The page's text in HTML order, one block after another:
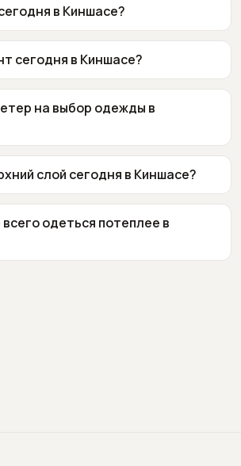
в Киншасе?
сегодня в Киншасе?
на выбор одежды в
слой сегодня в Киншасе?
одеться потеплее в